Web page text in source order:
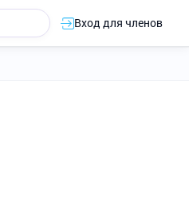
Вход для членов